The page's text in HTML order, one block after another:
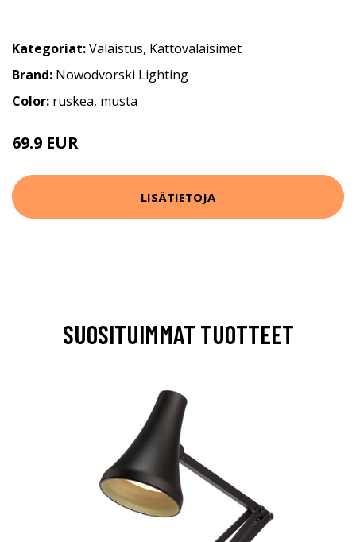
Kategoriat:Valaistus, Kattovalaisimet
Brand: Nowodvorski Lighting
Color: ruskea, musta
69.9 EUR
LISÄTIETOJA
SUOSITUIMMAT TUOTTEET